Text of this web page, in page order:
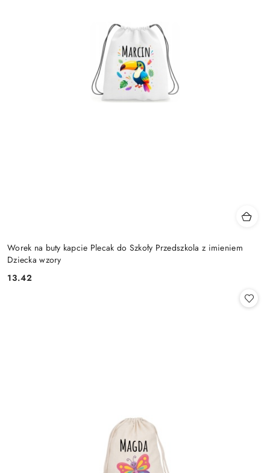
Worek na buty kapcie Plecak do Szkoły Przedszkola z imieniem
Dziecka wzory
Cena:
13.42